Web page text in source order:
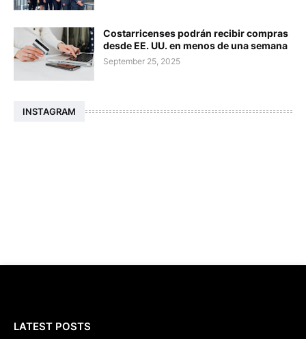
Costarricenses podrán recibir compras
desde EE. UU. en menos de una semana
September 25, 2025
INSTAGRAM
LATEST POSTS